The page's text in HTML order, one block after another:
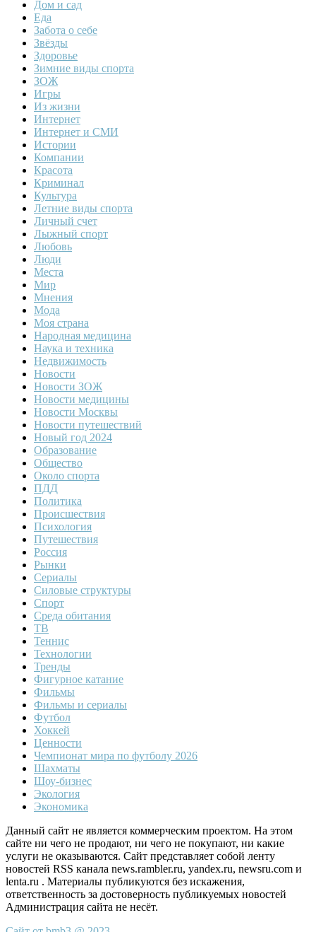
Дом и сад
Еда
Забота о себе
Звёзды
Здоровье
Зимние виды спорта
ЗОЖ
Игры
Из жизни
Интернет
Интернет и СМИ
Истории
Компании
Красота
Криминал
Культура
Летние виды спорта
Личный счет
Лыжный спорт
Любовь
Люди
Места
Мир
Мнения
Мода
Моя страна
Народная медицина
Наука и техника
Недвижимость
Новости
Новости ЗОЖ
Новости медицины
Новости Москвы
Новости путешествий
Новый год 2024
Образование
Общество
Около спорта
ПДД
Политика
Происшествия
Психология
Путешествия
Россия
Рынки
Сериалы
Силовые структуры
Спорт
Среда обитания
ТВ
Теннис
Технологии
Тренды
Фигурное катание
Фильмы
Фильмы и сериалы
Футбол
Хоккей
Ценности
Чемпионат мира по футболу 2026
Шахматы
Шоу-бизнес
Экология
Экономика
Данный сайт не является коммерческим проектом. На этом
сайте ни чего не продают, ни чего не покупают, ни какие
услуги не оказываются. Сайт представляет собой ленту
новостей RSS канала news.rambler.ru, yandex.ru, newsru.com и
lenta.ru . Материалы публикуются без искажения,
ответственность за достоверность публикуемых новостей
Администрация сайта не несёт.